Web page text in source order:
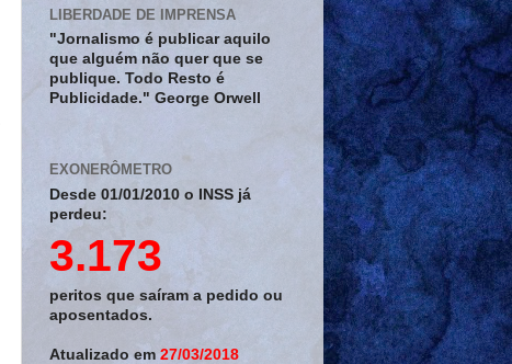
LIBERDADE DE IMPRENSA
"Jornalismo é publicar aquilo
que alguém não quer que se
publique. Todo Resto é
Publicidade." George Orwell
EXONERÔMETRO
Desde 01/01/2010 o INSS já
perdeu:
3.173
peritos que saíram a pedido ou
aposentados.
Atualizado em 27/03/2018